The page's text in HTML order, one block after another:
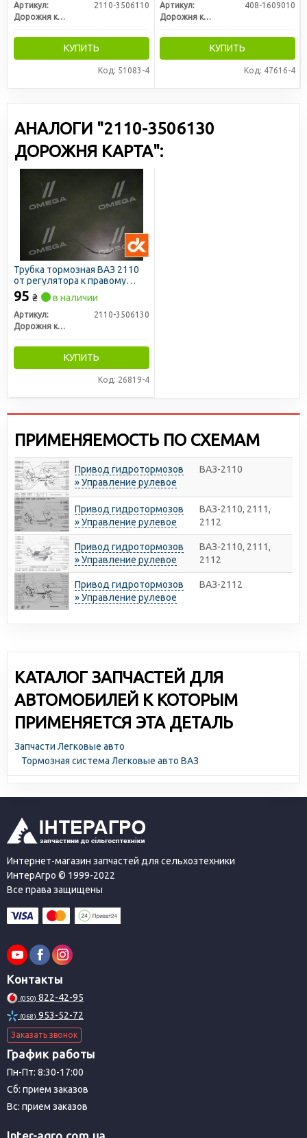
Артикул:
2110-3506110
Дорожня карта
КУПИТЬ
Код: 51083-4
Артикул:
408-1609010
Дорожня карта
КУПИТЬ
Код: 47616-4
АНАЛОГИ "2110-3506130
ДОРОЖНЯ КАРТА":
Трубка тормозная ВАЗ 2110
от регулятора к правому
заднему тормозу СТАНДАРТ
<ДК>
95 ₴ в наличии
Артикул:
2110-3506130
Дорожня карта
КУПИТЬ
Код: 26819-4
ПРИМЕНЯЕМОСТЬ ПО СХЕМАМ
Привод гидротормозов
» Управление рулевое
ВАЗ-2110
Привод гидротормозов
» Управление рулевое
ВАЗ-2110, 2111,
2112
Привод гидротормозов
» Управление рулевое
ВАЗ-2110, 2111,
2112
Привод гидротормозов
» Управление рулевое
ВАЗ-2112
КАТАЛОГ ЗАПЧАСТЕЙ ДЛЯ
АВТОМОБИЛЕЙ К КОТОРЫМ
ПРИМЕНЯЕТСЯ ЭТА ДЕТАЛЬ
Запчасти Легковые авто
Тормозная система Легковые авто ВАЗ
Интернет-магазин запчастей для сельхозтехники
ИнтерАгро © 1999-2022
Все права защищены
Контакты
(050) 822-42-95
(068) 953-52-72
Заказать звонок
График работы
Пн-Пт: 8:30-17:00
Сб: прием заказов
Вс: прием заказов